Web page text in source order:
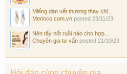
Miếng dán vết thương thay chỉ...
Merinco.com.vn posted 23/11/23
Nên tẩy nốt ruồi nào cho hợp...
Chuyên gia tư vấn posted 21/10/23